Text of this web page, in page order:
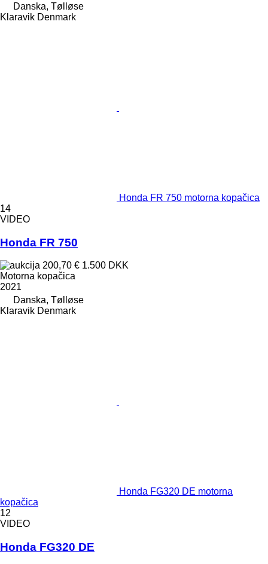
Danska, Tølløse
Klaravik Denmark
Honda FR 750 motorna kopačica
14
VIDEO
Honda FR 750
200,70 € 1.500 DKK
Motorna kopačica
2021
Danska, Tølløse
Klaravik Denmark
Honda FG320 DE motorna
kopačica
12
VIDEO
Honda FG320 DE